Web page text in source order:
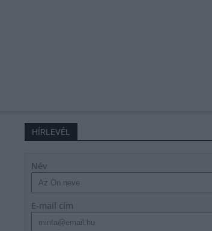
HÍRLEVÉL
Név
E-mail cím